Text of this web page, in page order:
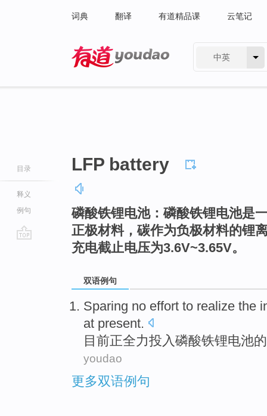
词典 翻译 有道精品课 云笔记
中英
目录
释义
例句
LFP battery
磷酸铁锂电池：磷酸铁锂电池是
正极材料，碳作为负极材料的锂
充电截止电压为3.6V~3.65V。
双语例句
Sparing no effort to realize the
at present.
目前正全力投入磷酸铁锂电池的
youdao
更多双语例句